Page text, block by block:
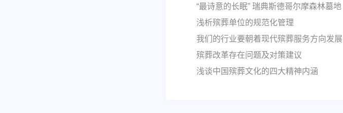
“最诗意的长眠” 瑞典斯德哥尔摩森林墓地
浅析殡葬单位的规范化管理
我们的行业要朝着现代殡葬服务方向发展
殡葬改革存在问题及对策建议
浅谈中国殡葬文化的四大精神内涵